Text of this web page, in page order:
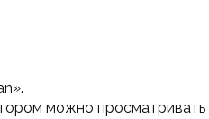
можно